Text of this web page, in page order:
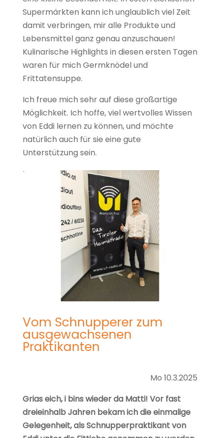
Supermärkten kann ich unglaublich viel Zeit
damit verbringen, mir alle Produkte und
Lebensmittel ganz genau anzuschauen!
Kulinarische Highlights in diesen ersten Tagen
waren für mich Germknödel und
Frittatensuppe.
Ich freue mich sehr auf diese großartige
Möglichkeit. Ich hoffe, viel wertvolles Wissen
von Eddi lernen zu können, und möchte
natürlich auch für sie eine gute
Unterstützung sein.
Liebe Grüße
Vom Schnupperer zum
ausgewachsenen
Praktikanten
Mo 10.3.2025
Grias eich, i bins wieder da Matti! Vor fast
dreieinhalb Jahren bekam ich die einmalige
Gelegenheit, als Schnupperpraktikant von